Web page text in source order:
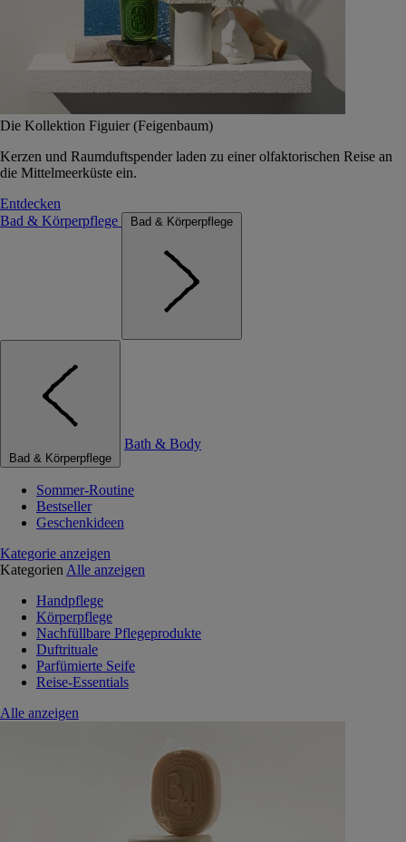
Die Kollektion Figuier (Feigenbaum)
Kerzen und Raumduftspender laden zu einer olfaktorischen Reise an
die Mittelmeerküste ein.
Entdecken
Bad & Körperpflege
Bad & Körperpflege
Bad & Körperpflege
Bath & Body
Sommer-Routine
Bestseller
Geschenkideen
Kategorie anzeigen
Kategorien Alle anzeigen
Handpflege
Körperpflege
Nachfüllbare Pflegeprodukte
Duftrituale
Parfümierte Seife
Reise-Essentials
Alle anzeigen